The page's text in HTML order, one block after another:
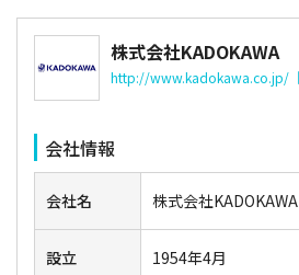
株式会社KADOKAWA
http://www.kadokawa.co.jp/
会社情報
会社名 株式会社KADOKAWA
設立 1954年4月